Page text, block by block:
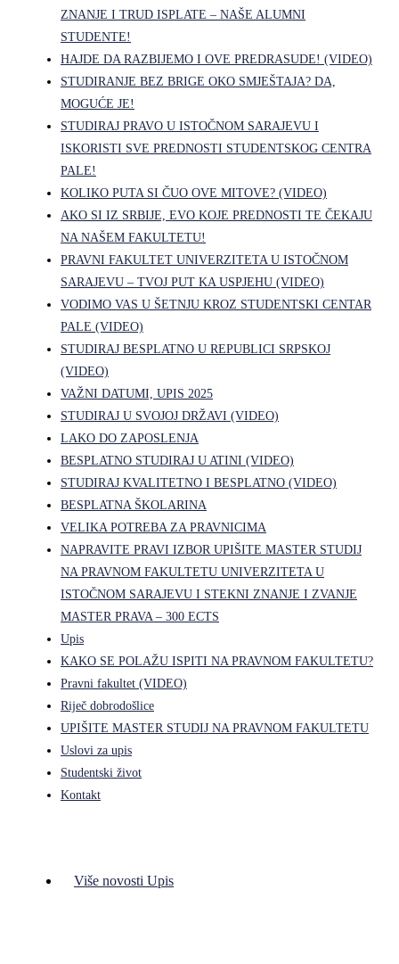
ZNANJE I TRUD ISPLATE – NAŠE ALUMNI
STUDENTE!
HAJDE DA RAZBIJEMO I OVE PREDRASUDE! (VIDEO)
STUDIRANJE BEZ BRIGE OKO SMJEŠTAJA? DA,
MOGUĆE JE!
STUDIRAJ PRAVO U ISTOČNOM SARAJEVU I
ISKORISTI SVE PREDNOSTI STUDENTSKOG CENTRA
PALE!
KOLIKO PUTA SI ČUO OVE MITOVE? (VIDEO)
AKO SI IZ SRBIJE, EVO KOJE PREDNOSTI TE ČEKAJU
NA NAŠEM FAKULTETU!
PRAVNI FAKULTET UNIVERZITETA U ISTOČNOM
SARAJEVU – TVOJ PUT KA USPJEHU (VIDEO)
VODIMO VAS U ŠETNJU KROZ STUDENTSKI CENTAR
PALE (VIDEO)
STUDIRAJ BESPLATNO U REPUBLICI SRPSKOJ
(VIDEO)
VAŽNI DATUMI, UPIS 2025
STUDIRAJ U SVOJOJ DRŽAVI (VIDEO)
LAKO DO ZAPOSLENJA
BESPLATNO STUDIRAJ U ATINI (VIDEO)
STUDIRAJ KVALITETNO I BESPLATNO (VIDEO)
BESPLATNA ŠKOLARINA
VELIKA POTREBA ZA PRAVNICIMA
NAPRAVITE PRAVI IZBOR UPIŠITE MASTER STUDIJ
NA PRAVNOM FAKULTETU UNIVERZITETA U
ISTOČNOM SARAJEVU I STEKNI ZNANJE I ZVANJE
MASTER PRAVA – 300 ECTS
Upis
KAKO SE POLAŽU ISPITI NA PRAVNOM FAKULTETU?
Pravni fakultet (VIDEO)
Riječ dobrodošlice
UPIŠITE MASTER STUDIJ NA PRAVNOM FAKULTETU
Uslovi za upis
Studentski život
Kontakt
Više novosti Upis